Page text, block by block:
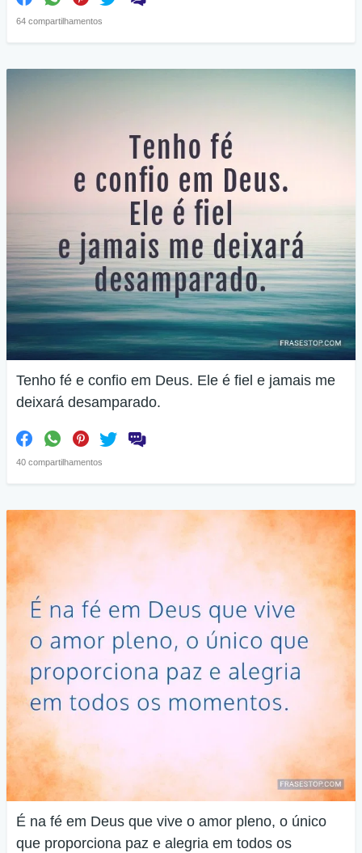
64 compartilhamentos
Tenho fé e confio em Deus. Ele é fiel e jamais me
deixará desamparado.
40 compartilhamentos
É na fé em Deus que vive o amor pleno, o único
que proporciona paz e alegria em todos os